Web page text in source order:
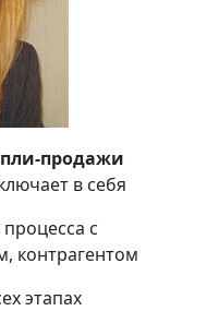
продажи
в себя
с
контрагентом
этапах